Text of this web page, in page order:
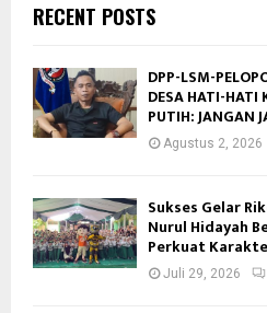
RECENT POSTS
DPP-LSM-
DESA HATI-HATI
PUTIH: JANGAN
Agustus 2, 2026
Sukses Gelar
Nurul Hidayah
Perkuat
Juli 29, 2026